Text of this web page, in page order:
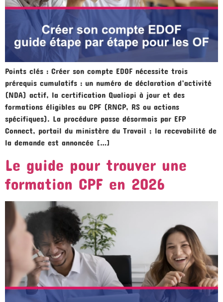
Points clés : Créer son compte EDOF nécessite trois
prérequis cumulatifs : un numéro de déclaration d’activité
(NDA) actif, la certification Qualiopi à jour et des
formations éligibles au CPF (RNCP, RS ou actions
spécifiques). La procédure passe désormais par EFP
Connect, portail du ministère du Travail ; la recevabilité de
la demande est annoncée […]
Le guide pour trouver une
formation CPF en 2026